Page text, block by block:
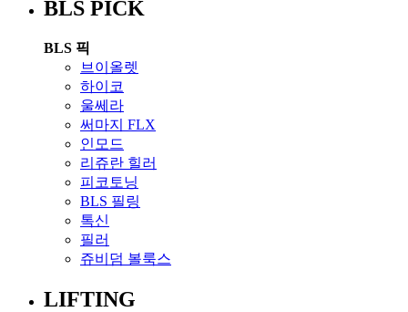
BLS PICK
BLS 픽
브이올렛
하이코
울쎄라
써마지 FLX
인모드
리쥬란 힐러
피코토닝
BLS 필링
톡신
필러
쥬비덤 볼룩스
LIFTING